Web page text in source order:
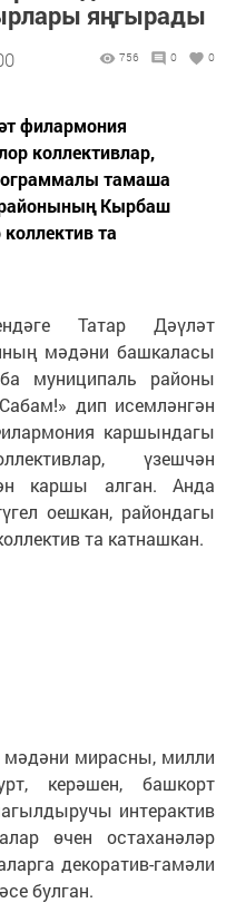
яңгырады
756 0 0
филармония
коллективлар,
тамаша
Кырбаш
та
Татар Дәүләт
мәдәни башкаласы
муниципаль районы
дип исемләнгән
каршындагы
үзешчән
каршы алган. Анда
оешкан, райондагы
та катнашкан.
мәдәни мирасны, милли
керәшен, башкорт
интерактив
өчен остаханәләр
декоратив-гамәли
булган.